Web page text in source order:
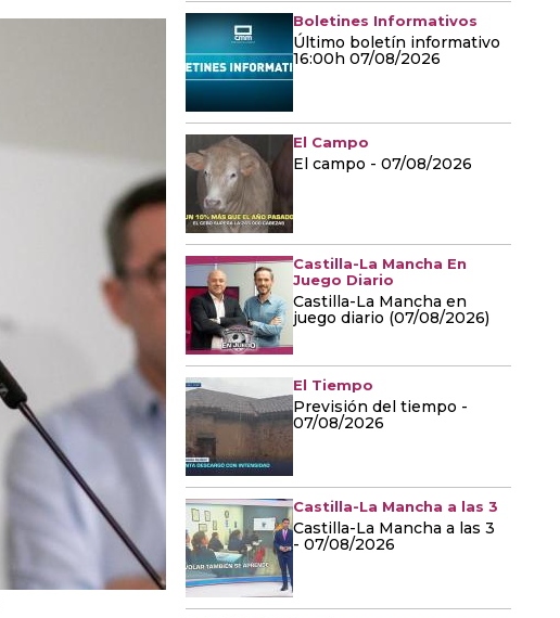
Boletines Informativos
Último boletín informativo
16:00h 07/08/2026
El Campo
El campo - 07/08/2026
Castilla-La Mancha En
Juego Diario
Castilla-La Mancha en
juego diario (07/08/2026)
El Tiempo
Previsión del tiempo -
07/08/2026
Castilla-La Mancha a las 3
Castilla-La Mancha a las 3
- 07/08/2026